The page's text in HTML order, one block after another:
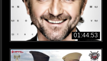
01:44:53